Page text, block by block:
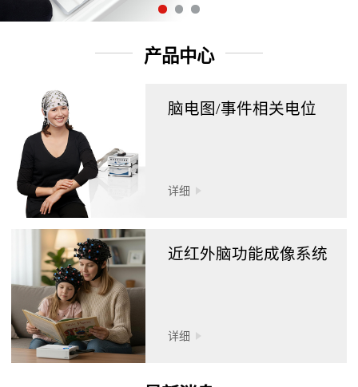
产品中心
脑电图/事件相关电位
详细
近红外脑功能成像系统
详细